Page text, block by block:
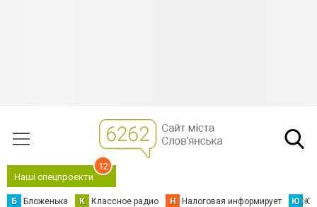
Наші спецпроєкти
12
Б Бложенька К Классное радио Н Налоговая информирует Ю